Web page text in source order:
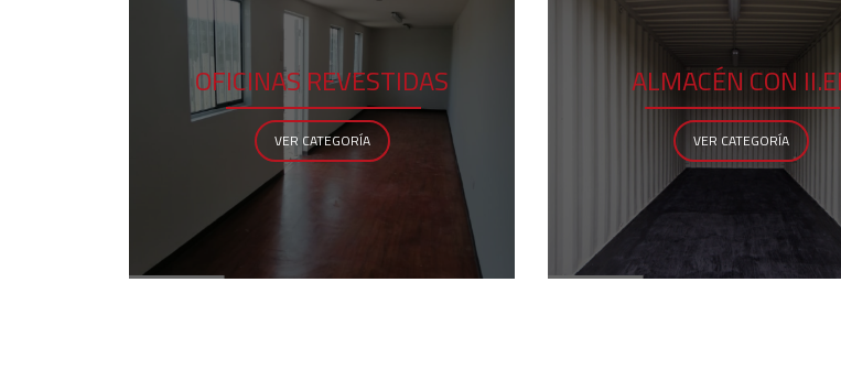
OFICINAS REVESTIDAS
VER CATEGORÍA
ALMACÉN CON
VER CATEGORÍA